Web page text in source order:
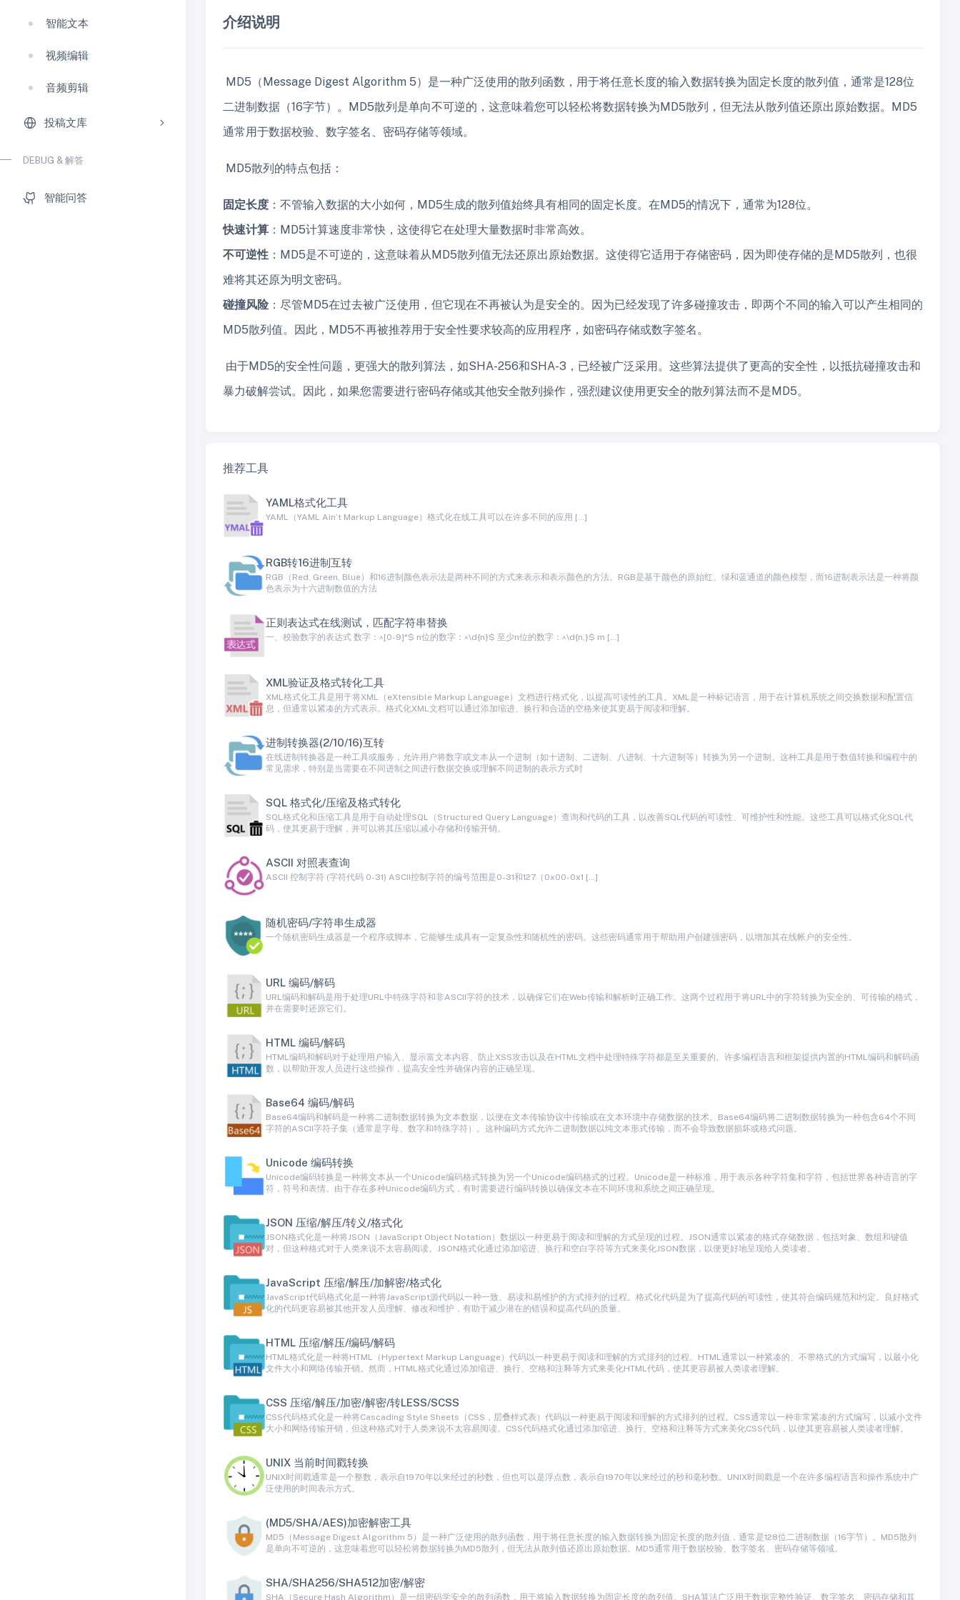
智能文本
视频编辑
音频剪辑
投稿文库
DEBUG & 解答
智能问答
介绍说明
MD5（Message Digest Algorithm 5）是一种广泛使用的散列函数，用于将任意长度的输入数据转换为固定长度的散列值，通常是128位
二进制数据（16字节）。MD5散列是单向不可逆的，这意味着您可以轻松将数据转换为MD5散列，但无法从散列值还原出原始数据。MD5
通常用于数据校验、数字签名、密码存储等领域。
MD5散列的特点包括：
固定长度 ：不管输入数据的大小如何，MD5生成的散列值始终具有相同的固定长度。在MD5的情况下，通常为128位。
快速计算 ：MD5计算速度非常快，这使得它在处理大量数据时非常高效。
不可逆性 ：MD5是不可逆的，这意味着从MD5散列值无法还原出原始数据。这使得它适用于存储密码，因为即使存储的是MD5散列，也很
难将其还原为明文密码。
碰撞风险：尽管MD5在过去被广泛使用，但它现在不再被认为是安全的。因为已经发现了许多碰撞攻击，即两个不同的输入可以产生相同的
MD5散列值。因此，MD5不再被推荐用于安全性要求较高的应用程序，如密码存储或数字签名。
由于MD5的安全性问题，更强大的散列算法，如SHA-256和SHA-3，已经被广泛采用。这些算法提供了更高的安全性，以抵抗碰撞攻击和
暴力破解尝试。因此，如果您需要进行密码存储或其他安全散列操作，强烈建议使用更安全的散列算法而不是MD5。
推荐工具
YAML格式化工具
YAML（YAML Ain’t Markup Language）格式化在线工具可以在许多不同的应用 […]
RGB转16进制互转
RGB（Red, Green, Blue）和16进制颜色表示法是两种不同的方式来表示和表示颜色的方法。RGB是基于颜色的原始红、绿和蓝通道的颜色模型，而16进制表示法是一种将颜
色表示为十六进制数值的方法
正则表达式在线测试，匹配字符串替换
一、校验数字的表达式 数字：^[0-9]*$ n位的数字：^\d{n}$ 至少n位的数字：^\d{n,}$ m […]
XML验证及格式转化工具
XML格式化工具是用于将XML（eXtensible Markup Language）文档进行格式化，以提高可读性的工具。XML是一种标记语言，用于在计算机系统之间交换数据和配置信
息，但通常以紧凑的方式表示。格式化XML文档可以通过添加缩进、换行和合适的空格来使其更易于阅读和理解。
进制转换器(2/10/16)互转
在线进制转换器是一种工具或服务，允许用户将数字或文本从一个进制（如十进制、二进制、八进制、十六进制等）转换为另一个进制。这种工具是用于数值转换和编程中的
常见需求，特别是当需要在不同进制之间进行数据交换或理解不同进制的表示方式时
SQL 格式化/压缩及格式转化
SQL格式化和压缩工具是用于自动处理SQL（Structured Query Language）查询和代码的工具，以改善SQL代码的可读性、可维护性和性能。这些工具可以格式化SQL代
码，使其更易于理解，并可以将其压缩以减小存储和传输开销。
ASCII 对照表查询
ASCII 控制字符 (字符代码 0-31) ASCII控制字符的编号范围是0-31和127（0x00-0x1 […]
随机密码/字符串生成器
一个随机密码生成器是一个程序或脚本，它能够生成具有一定复杂性和随机性的密码。这些密码通常用于帮助用户创建强密码，以增加其在线帐户的安全性。
URL 编码/解码
URL编码和解码是用于处理URL中特殊字符和非ASCII字符的技术，以确保它们在Web传输和解析时正确工作。这两个过程用于将URL中的字符转换为安全的、可传输的格式，
并在需要时还原它们。
HTML 编码/解码
HTML编码和解码对于处理用户输入、显示富文本内容、防止XSS攻击以及在HTML文档中处理特殊字符都是至关重要的。许多编程语言和框架提供内置的HTML编码和解码函
数，以帮助开发人员进行这些操作，提高安全性并确保内容的正确呈现。
Base64 编码/解码
Base64编码和解码是一种将二进制数据转换为文本数据，以便在文本传输协议中传输或在文本环境中存储数据的技术。Base64编码将二进制数据转换为一种包含64个不同
字符的ASCII字符子集（通常是字母、数字和特殊字符）。这种编码方式允许二进制数据以纯文本形式传输，而不会导致数据损坏或格式问题。
Unicode 编码转换
Unicode编码转换是一种将文本从一个Unicode编码格式转换为另一个Unicode编码格式的过程。Unicode是一种标准，用于表示各种字符集和字符，包括世界各种语言的字
符，符号和表情。由于存在多种Unicode编码方式，有时需要进行编码转换以确保文本在不同环境和系统之间正确呈现。
JSON 压缩/解压/转义/格式化
JSON格式化是一种将JSON（JavaScript Object Notation）数据以一种更易于阅读和理解的方式呈现的过程。JSON通常以紧凑的格式存储数据，包括对象、数组和键值
对，但这种格式对于人类来说不太容易阅读。JSON格式化通过添加缩进、换行和空白字符等方式来美化JSON数据，以便更好地呈现给人类读者。
JavaScript 压缩/解压/加解密/格式化
JavaScript代码格式化是一种将JavaScript源代码以一种一致、易读和易维护的方式排列的过程。格式化代码是为了提高代码的可读性，使其符合编码规范和约定。良好格式
化的代码更容易被其他开发人员理解、修改和维护，有助于减少潜在的错误和提高代码的质量。
HTML 压缩/解压/编码/解码
HTML格式化是一种将HTML（Hypertext Markup Language）代码以一种更易于阅读和理解的方式排列的过程。HTML通常以一种紧凑的、不带格式的方式编写，以最小化
文件大小和网络传输开销。然而，HTML格式化通过添加缩进、换行、空格和注释等方式来美化HTML代码，使其更容易被人类读者理解。
CSS 压缩/解压/加密/解密/转LESS/SCSS
CSS代码格式化是一种将Cascading Style Sheets（CSS，层叠样式表）代码以一种更易于阅读和理解的方式排列的过程。CSS通常以一种非常紧凑的方式编写，以减小文件
大小和网络传输开销，但这种格式对于人类来说不太容易阅读。CSS代码格式化通过添加缩进、换行、空格和注释等方式来美化CSS代码，以使其更容易被人类读者理解。
UNIX 当前时间戳转换
UNIX时间戳通常是一个整数，表示自1970年以来经过的秒数，但也可以是浮点数，表示自1970年以来经过的秒和毫秒数。UNIX时间戳是一个在许多编程语言和操作系统中广
泛使用的时间表示方式。
(MD5/SHA/AES)加密解密工具
MD5（Message Digest Algorithm 5）是一种广泛使用的散列函数，用于将任意长度的输入数据转换为固定长度的散列值，通常是128位二进制数据（16字节）。MD5散列
是单向不可逆的，这意味着您可以轻松将数据转换为MD5散列，但无法从散列值还原出原始数据。MD5通常用于数据校验、数字签名、密码存储等领域。
SHA/SHA256/SHA512加密/解密
SHA（Secure Hash Algorithm）是一组密码学安全的散列函数，用于将输入数据转换为固定长度的散列值。SHA算法广泛用于数据完整性验证、数字签名、密码存储和其